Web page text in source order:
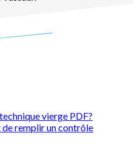
vierge PDF?
remplir un contrôle